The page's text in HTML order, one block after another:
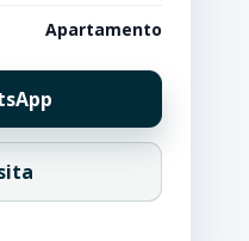
Apartamento